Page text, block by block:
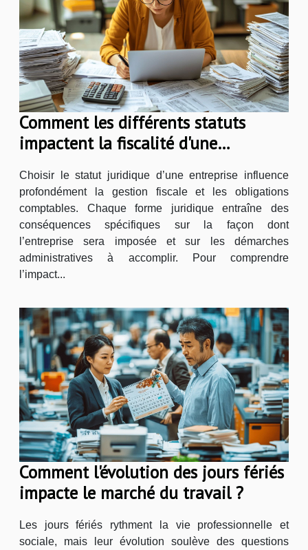
Comment les différents statuts
impactent la fiscalité d'une
Choisir le statut juridique d’une entreprise influence
profondément la gestion fiscale et les obligations
comptables. Chaque forme juridique entraîne des
conséquences spécifiques sur la façon dont
l’entreprise sera imposée et sur les démarches
administratives à accomplir. Pour comprendre
l’impact...
Comment l'évolution des jours fériés
impacte le marché du travail ?
Les jours fériés rythment la vie professionnelle et
sociale, mais leur évolution soulève des questions